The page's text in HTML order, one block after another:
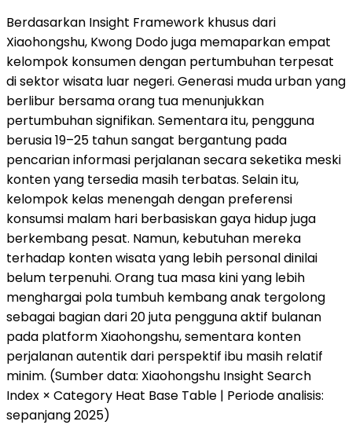
Berdasarkan Insight Framework khusus dari
Xiaohongshu, Kwong Dodo juga memaparkan empat
kelompok konsumen dengan pertumbuhan terpesat
di sektor wisata luar negeri. Generasi muda urban yang
berlibur bersama orang tua menunjukkan
pertumbuhan signifikan. Sementara itu, pengguna
berusia 19–25 tahun sangat bergantung pada
pencarian informasi perjalanan secara seketika meski
konten yang tersedia masih terbatas. Selain itu,
kelompok kelas menengah dengan preferensi
konsumsi malam hari berbasiskan gaya hidup juga
berkembang pesat. Namun, kebutuhan mereka
terhadap konten wisata yang lebih personal dinilai
belum terpenuhi. Orang tua masa kini yang lebih
menghargai pola tumbuh kembang anak tergolong
sebagai bagian dari 20 juta pengguna aktif bulanan
pada platform Xiaohongshu, sementara konten
perjalanan autentik dari perspektif ibu masih relatif
minim. (Sumber data: Xiaohongshu Insight Search
Index × Category Heat Base Table | Periode analisis:
sepanjang 2025)